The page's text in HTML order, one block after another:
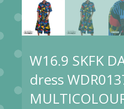
W16.9 SKFK
dress